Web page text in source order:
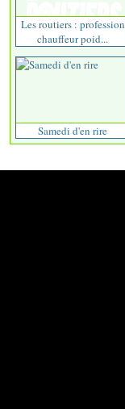
Les routiers : profession
chauffeur poid...
Samedi d'en rire